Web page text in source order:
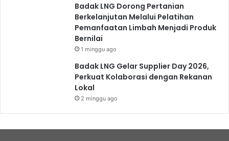
Badak LNG Dorong Pertanian
Berkelanjutan Melalui Pelatihan
Pemanfaatan Limbah Menjadi Produk
Bernilai
1 minggu ago
Badak LNG Gelar Supplier Day 2026,
Perkuat Kolaborasi dengan Rekanan
Lokal
2 minggu ago